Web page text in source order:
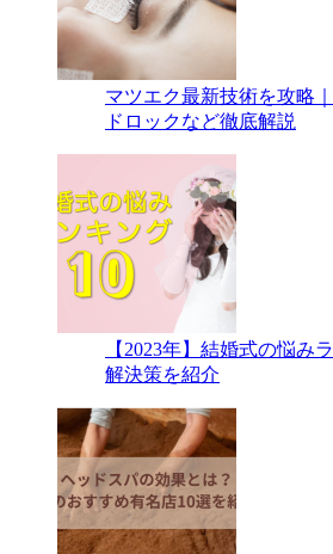
マツエク最新技術を攻略
ドロックなど徹底解説
【2023年】結婚式の悩み
解決策を紹介